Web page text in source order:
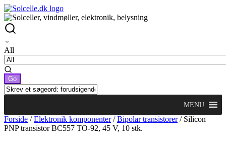
All
MENU
Forside /Elektronik komponenter/Bipolar transistorer/ Silicon
PNP transistor BC557 TO-92, 45 V, 10 stk.